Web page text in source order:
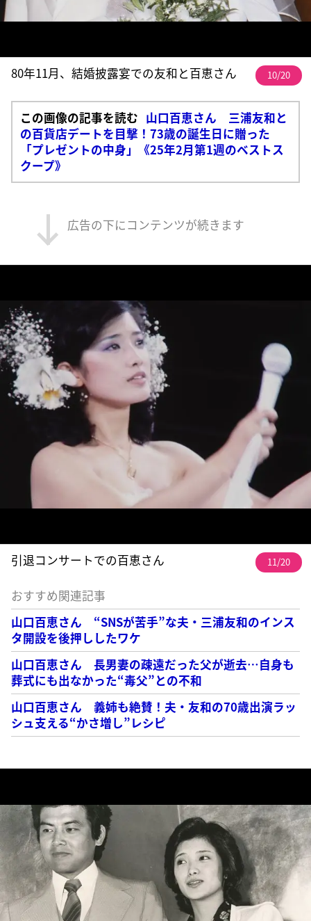
80年11月、結婚披露宴での友和と百恵さん 10/20
この画像の記事を読む 山口百恵さん 三浦友和と
の百貨店デートを目撃！73歳の誕生日に贈った
「プレゼントの中身」《25年2月第1週のベストス
クープ》
広告の下にコンテンツが続きます
引退コンサートでの百恵さん 11/20
おすすめ関連記事
山口百恵さん “SNSが苦手”な夫・三浦友和のインス
タ開設を後押ししたワケ
山口百恵さん 長男妻の疎遠だった父が逝去…自身も
葬式にも出なかった“毒父”との不和
山口百恵さん 義姉も絶賛！夫・友和の70歳出演ラッ
シュ支える“かさ増し”レシピ